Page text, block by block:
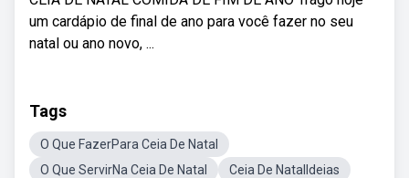
um cardápio de final de ano para você fazer no seu
natal ou ano novo, ...
Tags
O Que FazerPara Ceia De Natal
O Que ServirNa Ceia De Natal
Ceia De NatalIdeias